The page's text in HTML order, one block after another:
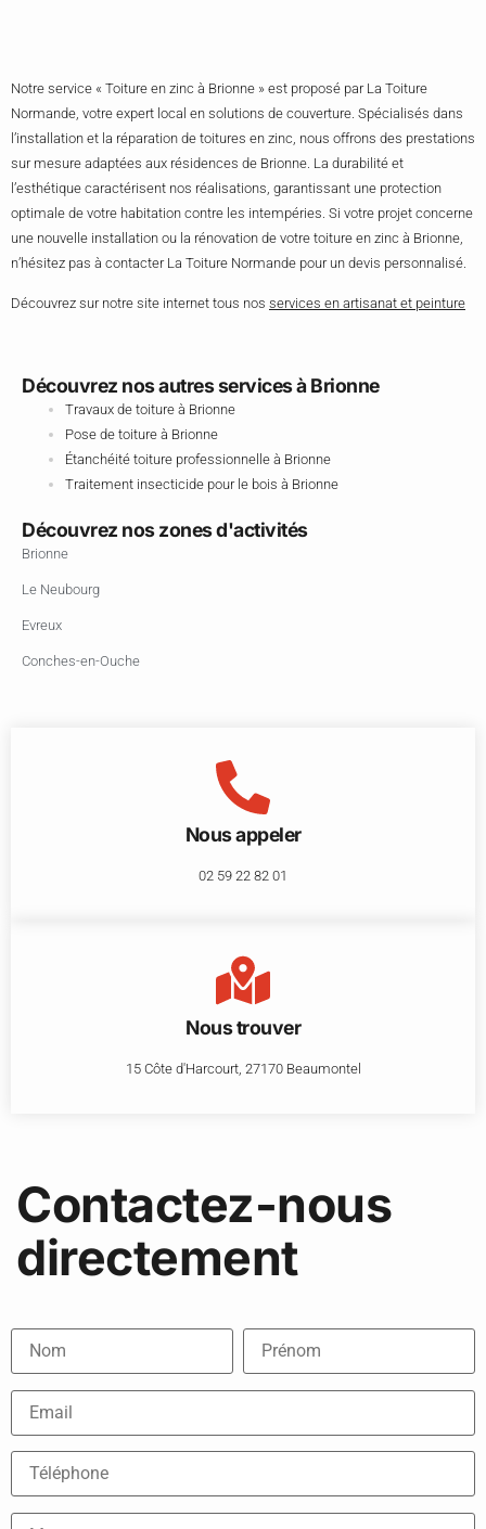
Notre service « Toiture en zinc à Brionne » est proposé par La Toiture
Normande, votre expert local en solutions de couverture. Spécialisés dans
l’installation et la réparation de toitures en zinc, nous offrons des prestations
sur mesure adaptées aux résidences de Brionne. La durabilité et
l’esthétique caractérisent nos réalisations, garantissant une protection
optimale de votre habitation contre les intempéries. Si votre projet concerne
une nouvelle installation ou la rénovation de votre toiture en zinc à Brionne,
n’hésitez pas à contacter La Toiture Normande pour un devis personnalisé.
Découvrez sur notre site internet tous nos services en artisanat et peinture
Découvrez nos autres services à Brionne
Travaux de toiture à Brionne
Pose de toiture à Brionne
Étanchéité toiture professionnelle à Brionne
Traitement insecticide pour le bois à Brionne
Découvrez nos zones d'activités
Brionne
Le Neubourg
Evreux
Conches-en-Ouche
Nous appeler
02 59 22 82 01
Nous trouver
15 Côte d'Harcourt, 27170 Beaumontel
Contactez-nous
directement